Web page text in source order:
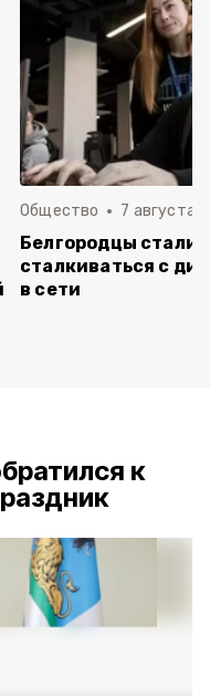
Общество 7 августа ,
Белгородцы стали
сталкиваться с
в сети
к